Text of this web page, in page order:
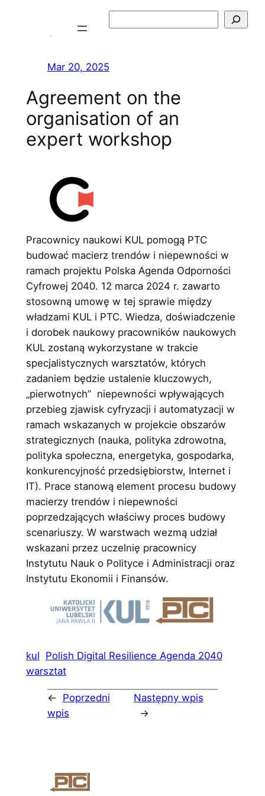
Mar 20, 2025
Agreement on the
organisation of an
expert workshop
Pracownicy naukowi KUL pomogą PTC
budować macierz trendów i niepewności w
ramach projektu Polska Agenda Odporności
Cyfrowej 2040. 12 marca 2024 r. zawarto
stosowną umowę w tej sprawie między
władzami KUL i PTC. Wiedza, doświadczenie
i dorobek naukowy pracowników naukowych
KUL zostaną wykorzystane w trakcie
specjalistycznych warsztatów, których
zadaniem będzie ustalenie kluczowych,
„pierwotnych” niepewności wpływających
przebieg zjawisk cyfryzacji i automatyzacji w
ramach wskazanych w projekcie obszarów
strategicznych (nauka, polityka zdrowotna,
polityka społeczna, energetyka, gospodarka,
konkurencyjność przedsiębiorstw, Internet i
IT). Prace stanową element procesu budowy
macierzy trendów i niepewności
poprzedzających właściwy proces budowy
scenariuszy. W warstwach wezmą udział
wskazani przez uczelnię pracownicy
Instytutu Nauk o Polityce i Administracji oraz
Instytutu Ekonomii i Finansów.
kul Polish Digital Resilience Agenda 2040
warsztat
←
Poprzedni
wpis
Następny wpis
→